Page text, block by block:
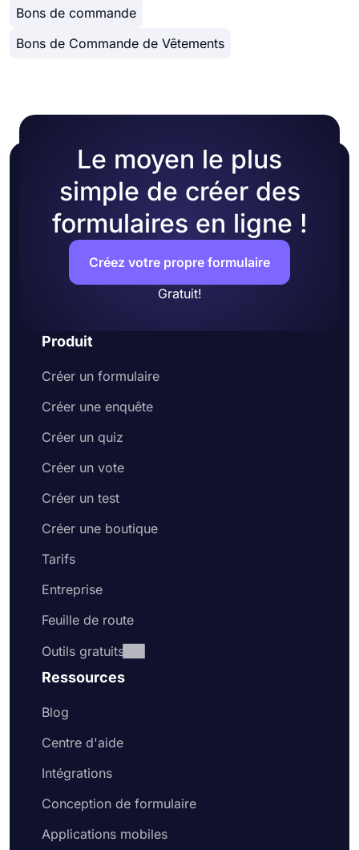
Bons de commande
Bons de Commande de Vêtements
Le moyen le plus
simple de créer des
formulaires en ligne !
Créez votre propre formulaire
Gratuit!
Produit
Créer un formulaire
Créer une enquête
Créer un quiz
Créer un vote
Créer un test
Créer une boutique
Tarifs
Entreprise
Feuille de route
Outils gratuits
Ressources
Blog
Centre d'aide
Intégrations
Conception de formulaire
Applications mobiles